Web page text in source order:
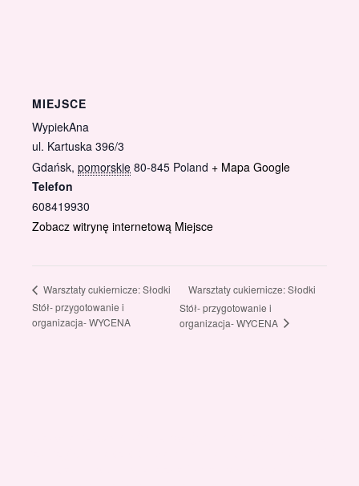
MIEJSCE
WypiekAna
ul. Kartuska 396/3
Gdańsk, pomorskie 80-845 Poland + Mapa Google
Telefon
608419930
Zobacz witrynę internetową Miejsce
Warsztaty cukiernicze: Słodki
Stół- przygotowanie i
organizacja- WYCENA
Warsztaty cukiernicze: Słodki
Stół- przygotowanie i
organizacja- WYCENA